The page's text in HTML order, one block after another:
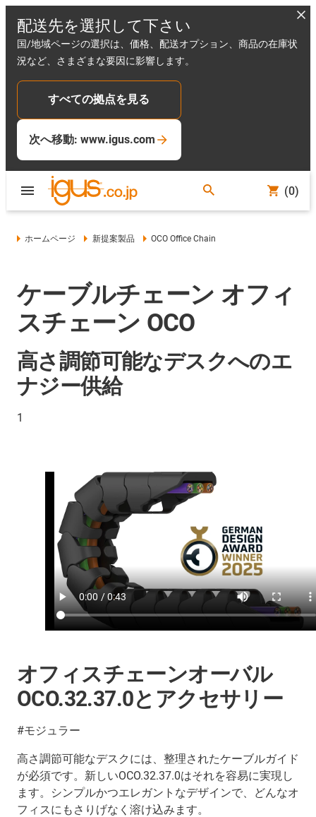
配送先を選択して下さい
国/地域ページの選択は、価格、配送オプション、商品の在庫状
況など、さまざまな要因に影響します。
すべての拠点を見る
次へ移動: www.igus.com
(0)
ホームページ 新提案製品 OCO Office Chain
ケーブルチェーン オフィ
スチェーン OCO
高さ調節可能なデスクへのエ
ナジー供給
1
オフィスチェーンオーバル
OCO.32.37.0とアクセサリー
#モジュラー
高さ調節可能なデスクには、整理されたケーブルガイド
が必須です。新しいOCO.32.37.0はそれを容易に実現し
ます。シンプルかつエレガントなデザインで、どんなオ
フィスにもさりげなく溶け込みます。